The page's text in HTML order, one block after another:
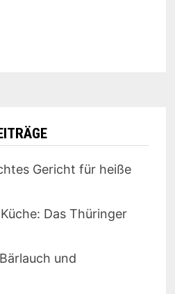
Gericht für heiße
Das Thüringer
und